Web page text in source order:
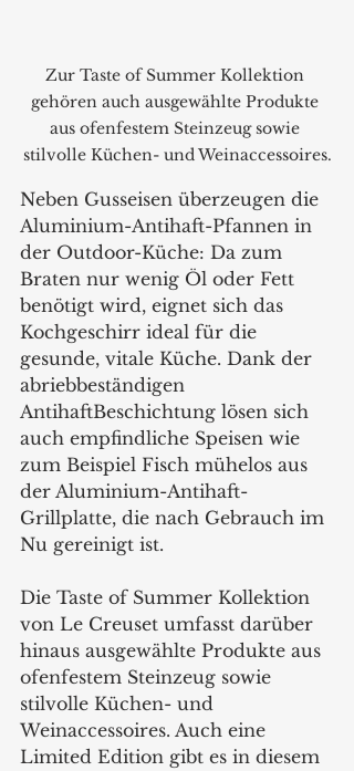
Zur Taste of Summer Kollektion
gehören auch ausgewählte Produkte
aus ofenfestem Steinzeug sowie
stilvolle Küchen- und Weinaccessoires.
Neben Gusseisen überzeugen die
Aluminium-Antihaft-Pfannen in
der Outdoor-Küche: Da zum
Braten nur wenig Öl oder Fett
benötigt wird, eignet sich das
Kochgeschirr ideal für die
gesunde, vitale Küche. Dank der
abriebbeständigen
AntihaftBeschichtung lösen sich
auch empfindliche Speisen wie
zum Beispiel Fisch mühelos aus
der Aluminium-Antihaft-
Grillplatte, die nach Gebrauch im
Nu gereinigt ist.
Die Taste of Summer Kollektion
von Le Creuset umfasst darüber
hinaus ausgewählte Produkte aus
ofenfestem Steinzeug sowie
stilvolle Küchen- und
Weinaccessoires. Auch eine
Limited Edition gibt es in diesem